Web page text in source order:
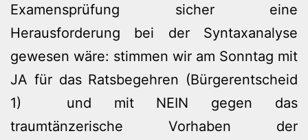
Examensprüfung sicher eine
Herausforderung bei der Syntaxanalyse
gewesen wäre: stimmen wir am Sonntag mit
JA für das Ratsbegehren (Bürgerentscheid
1) und mit NEIN gegen das
traumtänzerische Vorhaben der